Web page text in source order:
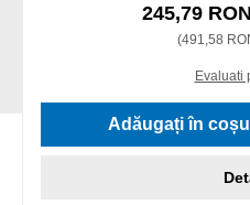
245,79
(491,58
Evaluati
Adăugați în